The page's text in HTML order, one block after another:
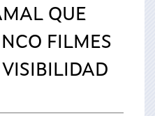
QUE
FILMES